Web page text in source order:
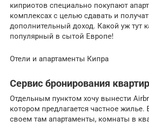
киприотов специально покупают
комплексах с целью сдавать и
дополнительный доход. Какой уж тут
популярный в сытой Европе!
Отели и апартаменты Кипра
Сервис бронирования квартир
Отдельным пунктом хочу вынести
котором предлагается частное
своем там апартаменты, комнаты в